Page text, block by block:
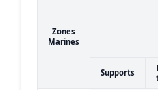
Zones
Marines
Supports